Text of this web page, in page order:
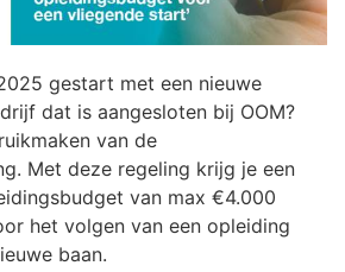
gestart met een nieuwe
dat is aangesloten bij OOM?
van de
Met deze regeling krijg je een
van max €4.000
het volgen van een opleiding
baan.